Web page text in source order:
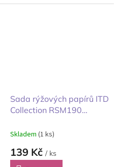
Sada rýžových papírů ITD
Collection RSM190
scenérie 14,8x14,8 cm
Skladem (1 ks)
139 Kč / ks